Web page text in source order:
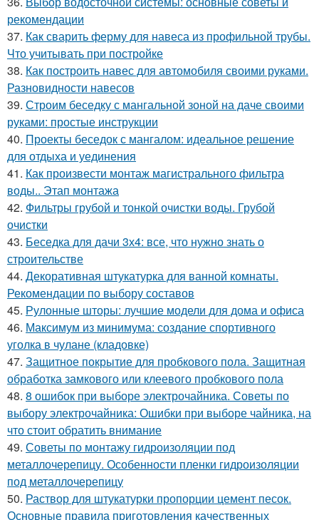
рекомендации
37. Как сварить ферму для навеса из профильной трубы.
Что учитывать при постройке
38. Как построить навес для автомобиля своими руками.
Разновидности навесов
39. Строим беседку с мангальной зоной на даче своими
руками: простые инструкции
40. Проекты беседок с мангалом: идеальное решение
для отдыха и уединения
41. Как произвести монтаж магистрального фильтра
воды.. Этап монтажа
42. Фильтры грубой и тонкой очистки воды. Грубой
очистки
43. Беседка для дачи 3х4: все, что нужно знать о
строительстве
44. Декоративная штукатурка для ванной комнаты.
Рекомендации по выбору составов
45. Рулонные шторы: лучшие модели для дома и офиса
46. Максимум из минимума: создание спортивного
уголка в чулане (кладовке)
47. Защитное покрытие для пробкового пола. Защитная
обработка замкового или клеевого пробкового пола
48. 8 ошибок при выборе электрочайника. Советы по
выбору электрочайника: Ошибки при выборе чайника, на
что стоит обратить внимание
49. Советы по монтажу гидроизоляции под
металлочерепицу. Особенности пленки гидроизоляции
под металлочерепицу
50. Раствор для штукатурки пропорции цемент песок.
Основные правила приготовления качественных